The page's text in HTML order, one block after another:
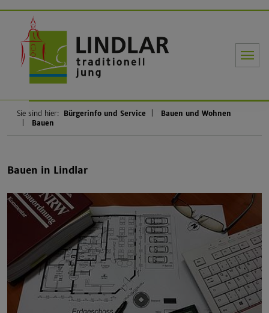
Sie sind hier: Bürgerinfo und Service
Bauen und Wohnen
Bauen
Bauen in Lindlar